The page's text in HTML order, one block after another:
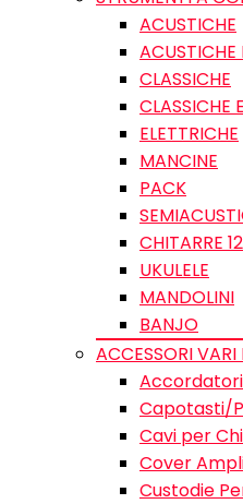
ACUSTICHE
ACUSTICHE
CLASSICHE
CLASSICHE
ELETTRICHE
MANCINE
PACK
CHITARRE
UKULELE
MANDOLINI
BANJO
ACCESSORI VARI
Capotasti/
Cavi per
Cover
Custodie